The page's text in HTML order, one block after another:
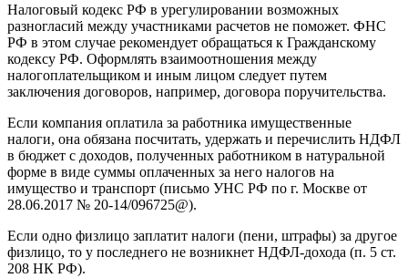
Налоговый кодекс РФ в урегулировании возможных
разногласий между участниками расчетов не поможет. ФНС
РФ в этом случае рекомендует обращаться к Гражданскому
кодексу РФ. Оформлять взаимоотношения между
налогоплательщиком и иным лицом следует путем
заключения договоров, например, договора поручительства.
Если компания оплатила за работника имущественные
налоги, она обязана посчитать, удержать и перечислить НДФЛ
в бюджет с доходов, полученных работником в натуральной
форме в виде суммы оплаченных за него налогов на
имущество и транспорт (письмо УНС РФ по г. Москве от
28.06.2017 № 20-14/096725@).
Если одно физлицо заплатит налоги (пени, штрафы) за другое
физлицо, то у последнего не возникнет НДФЛ-дохода (п. 5 ст.
208 НК РФ).